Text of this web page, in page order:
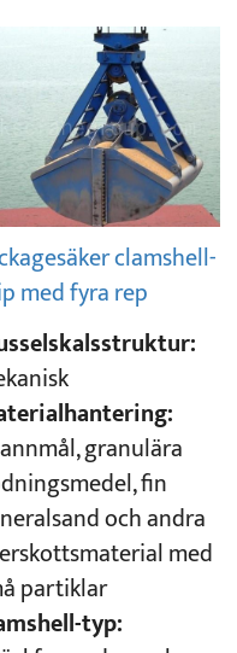
clamshell-
med fyra rep
granulära
fin
och andra
med
partiklar
typ: